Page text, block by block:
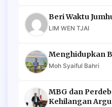
Beri Waktu
LIM WEN TJAI
Menghidupkan
Moh Syaiful Bahri
MBG dan
Kehilangan